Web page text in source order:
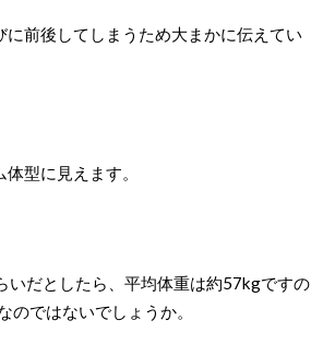
に前後してしまうため大まかに伝えてい
型に見えます。
いだとしたら、平均体重は約57kgですの
のではないでしょうか。